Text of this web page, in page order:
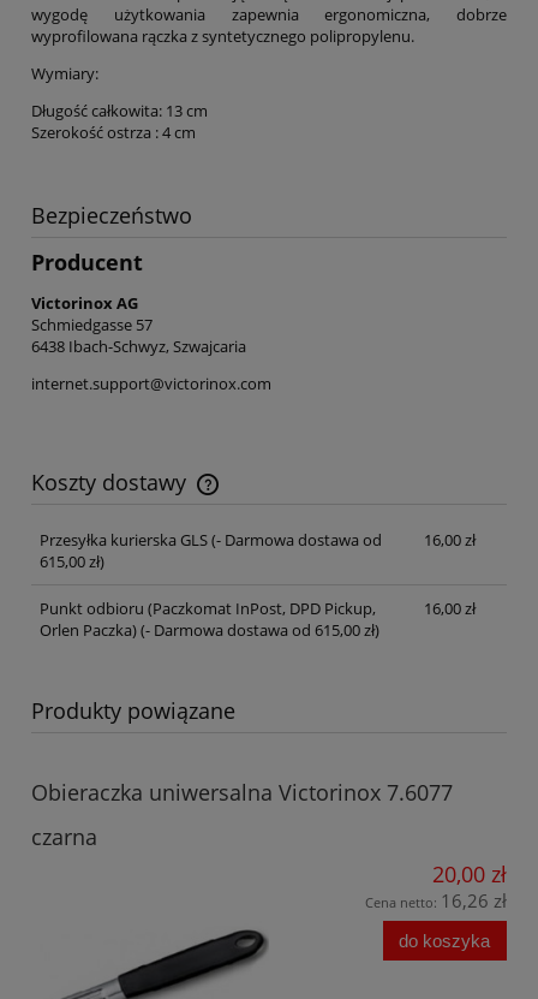
wygodę użytkowania zapewnia ergonomiczna, dobrze
wyprofilowana rączka z syntetycznego polipropylenu.
Wymiary:
Długość całkowita: 13 cm
Szerokość ostrza : 4 cm
Bezpieczeństwo
Producent
Victorinox AG
Schmiedgasse 57
6438 Ibach-Schwyz, Szwajcaria
internet.support@victorinox.com
Koszty dostawy
Cena nie zawiera ewentualnych kosztów płatności
Przesyłka kurierska GLS(- Darmowa dostawa od
615,00 zł)
16,00 zł
Punkt odbioru (Paczkomat InPost, DPD Pickup,
Orlen Paczka)(- Darmowa dostawa od 615,00 zł)
16,00 zł
Produkty powiązane
Obieraczka uniwersalna Victorinox 7.6077
czarna
20,00 zł
Cena netto: 16,26 zł
do koszyka